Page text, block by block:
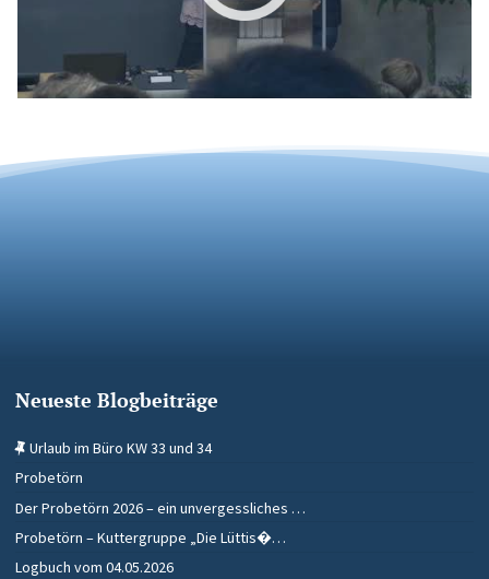
Neueste Blogbeiträge
Urlaub im Büro KW 33 und 34
Probetörn
Der Probetörn 2026 – ein unvergessliches …
Probetörn – Kuttergruppe „Die Lüttis�…
Logbuch vom 04.05.2026